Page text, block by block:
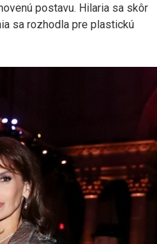
postavu. Hilaria sa skôr
sa rozhodla pre plastickú